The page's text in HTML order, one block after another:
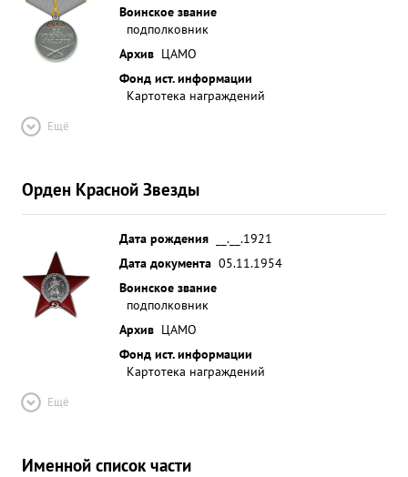
Воинское звание
подполковник
Архив ЦАМО
Фонд ист. информации
Картотека награждений
Ещё
Орден Красной Звезды
Дата рождения
__.__.1921
Дата документа 05.11.1954
Воинское звание
подполковник
Архив ЦАМО
Фонд ист. информации
Картотека награждений
Ещё
Именной список части